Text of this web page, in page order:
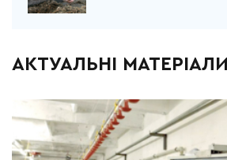
АКТУАЛЬНІ МАТЕРІАЛИ